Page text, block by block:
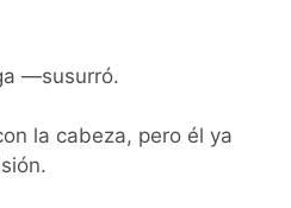
—susurró.
la cabeza, pero él ya